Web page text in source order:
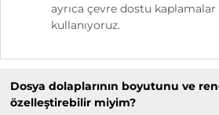
ayrıca çevre dostu kaplamalar
kullanıyoruz.
Dosya dolaplarının boyutunu ve
özelleştirebilir miyim?